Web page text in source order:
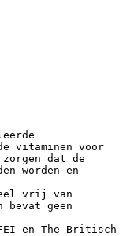
vitaminen voor
dat de
worden en
vrij van
bevat geen
en The Britisch